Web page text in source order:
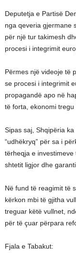
Deputetja e Partisë
nga qeveria gjermane
për një tur takimesh
procesi i integrimit
Përmes një videoje të
se procesi i integrimit
propagandë apo në
të forta, ekonomi
Sipas saj, Shqipëria
“udhëkryq” për sa i
tërheqja e
shtetit ligjor dhe
Në fund të reagimit të
kërkon mbi të gjitha
treguar këtë vullnet,
për të çuar përpara
Fjala e Tabakut: